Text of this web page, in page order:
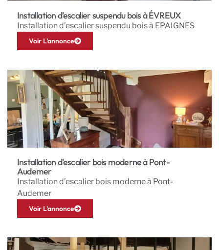
Installation d'escalier suspendu bois à ÉVREUX
Installation d’escalier suspendu bois à EPAIGNES
Voir L'annonce
Installation d'escalier bois moderne à Pont-
Audemer
Installation d’escalier bois moderne à Pont-
Audemer
Voir L'annonce